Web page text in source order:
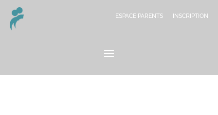
ESPACE PARENTS INSCRIPTION